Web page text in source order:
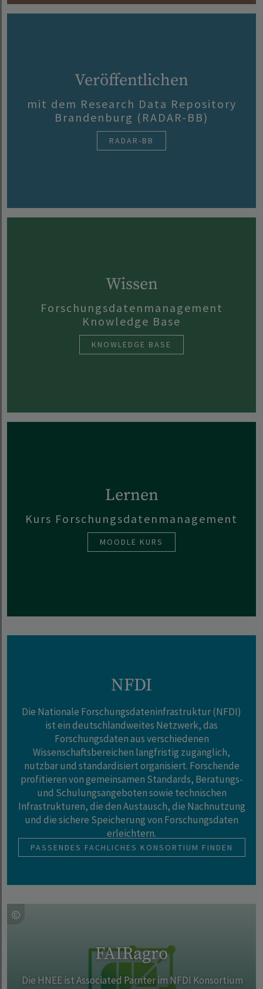
Veröffentlichen
mit dem Research Data Repository
Brandenburg (RADAR-BB)
RADAR-BB
Wissen
Forschungsdatenmanagement
Knowledge Base
KNOWLEDGE BASE
Lernen
Kurs Forschungsdatenmanagement
MOODLE KURS
NFDI
Die Nationale Forschungsdateninfrastruktur(NFDI)
ist ein deutschlandweites Netzwerk, das
Forschungsdaten aus verschiedenen
Wissenschaftsbereichen langfristig zugänglich,
nutzbar und standardisiert organisiert. Forschende
profitieren von gemeinsamen Standards, Beratungs-
und Schulungsangeboten sowie technischen
Infrastrukturen, die den Austausch, die Nachnutzung
und die sichere Speicherung von Forschungsdaten
erleichtern.
PASSENDES FACHLICHES KONSORTIUM FINDEN
FAIRagro
Die HNEE ist Associated Parnter im NFDI Konsortium